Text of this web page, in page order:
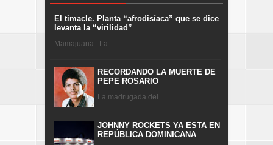
El timacle. Planta “afrodisíaca” que se dice
levanta la “virilidad”
Mamajuana . La ...
RECORDANDO LA MUERTE DE
PEPE ROSARIO
La madrugada del ...
JOHNNY ROCKETS YA ESTA EN
REPÚBLICA DOMINICANA